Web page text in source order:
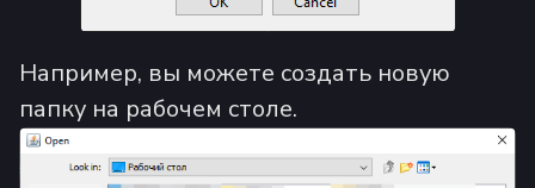
Например, вы можете создать новую
папку на рабочем столе.